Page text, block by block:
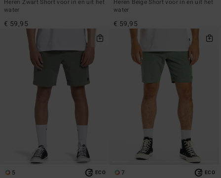
Heren Zwart Short voor in en uit het
water
€ 59,95
Heren Beige Short voor in en uit het
water
€ 59,95
5 ECO 7 ECO